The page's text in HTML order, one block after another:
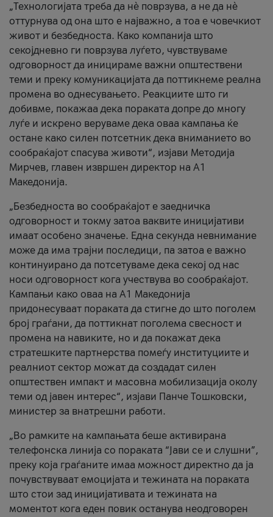
„Технологијата треба да нè поврзува, а не да нè
оттурнува од она што е најважно, а тоа е човечкиот
живот и безбедноста. Како компанија што
секојдневно ги поврзува луѓето, чувствуваме
одговорност да иницираме важни општествени
теми и преку комуникацијата да поттикнеме реална
промена во однесувањето. Реакциите што ги
добивме, покажаа дека пораката допре до многу
луѓе и искрено веруваме дека оваа кампања ќе
остане како силен потсетник дека вниманието во
сообраќајот спасува животи“, изјави Методија
Мирчев, главен извршен директор на А1
Македонија.
„Безбедноста во сообраќајот е заедничка
одговорност и токму затоа ваквите иницијативи
имаат особено значење. Една секунда невнимание
може да има трајни последици, па затоа е важно
континуирано да потсетуваме дека секој од нас
носи одговорност кога учествува во сообраќајот.
Кампањи како оваа на A1 Македонија
придонесуваат пораката да стигне до што поголем
број граѓани, да поттикнат поголема свесност и
промена на навиките, но и да покажат дека
стратешките партнерства помеѓу институциите и
реалниот сектор можат да создадат силен
општествен импакт и масовна мобилизација околу
теми од јавен интерес“, изјави Панче Тошковски,
министер за внатрешни работи.
„Во рамките на кампањата беше активирана
телефонска линија со пораката “Јави се и слушни”,
преку која граѓаните имаа можност директно да ја
почувствуваат емоцијата и тежината на пораката
што стои зад иницијативата и тежината на
моментот кога еден повик останува неодговорен